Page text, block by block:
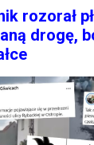
rozorał
drogę,